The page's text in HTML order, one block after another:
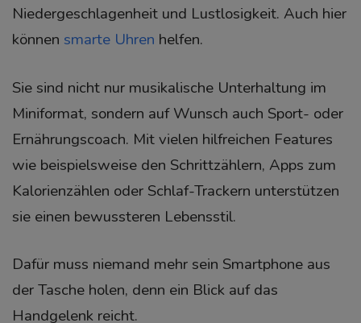
Niedergeschlagenheit und Lustlosigkeit. Auch hier
können smarte Uhren helfen.
Sie sind nicht nur musikalische Unterhaltung im
Miniformat, sondern auf Wunsch auch Sport- oder
Ernährungscoach. Mit vielen hilfreichen Features
wie beispielsweise den Schrittzählern, Apps zum
Kalorienzählen oder Schlaf-Trackern unterstützen
sie einen bewussteren Lebensstil.
Dafür muss niemand mehr sein Smartphone aus
der Tasche holen, denn ein Blick auf das
Handgelenk reicht.